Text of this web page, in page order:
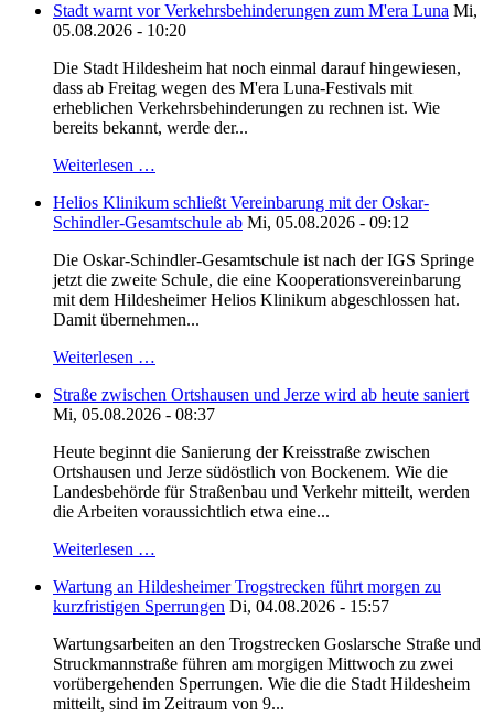
Stadt warnt vor Verkehrsbehinderungen zum M'era Luna Mi,
05.08.2026 - 10:20
Die Stadt Hildesheim hat noch einmal darauf hingewiesen,
dass ab Freitag wegen des M'era Luna-Festivals mit
erheblichen Verkehrsbehinderungen zu rechnen ist. Wie
bereits bekannt, werde der...
Weiterlesen …
Helios Klinikum schließt Vereinbarung mit der Oskar-
Schindler-Gesamtschule ab Mi, 05.08.2026 - 09:12
Die Oskar-Schindler-Gesamtschule ist nach der IGS Springe
jetzt die zweite Schule, die eine Kooperationsvereinbarung
mit dem Hildesheimer Helios Klinikum abgeschlossen hat.
Damit übernehmen...
Weiterlesen …
Straße zwischen Ortshausen und Jerze wird ab heute saniert
Mi, 05.08.2026 - 08:37
Heute beginnt die Sanierung der Kreisstraße zwischen
Ortshausen und Jerze südöstlich von Bockenem. Wie die
Landesbehörde für Straßenbau und Verkehr mitteilt, werden
die Arbeiten voraussichtlich etwa eine...
Weiterlesen …
Wartung an Hildesheimer Trogstrecken führt morgen zu
kurzfristigen Sperrungen Di, 04.08.2026 - 15:57
Wartungsarbeiten an den Trogstrecken Goslarsche Straße und
Struckmannstraße führen am morgigen Mittwoch zu zwei
vorübergehenden Sperrungen. Wie die die Stadt Hildesheim
mitteilt, sind im Zeitraum von 9...